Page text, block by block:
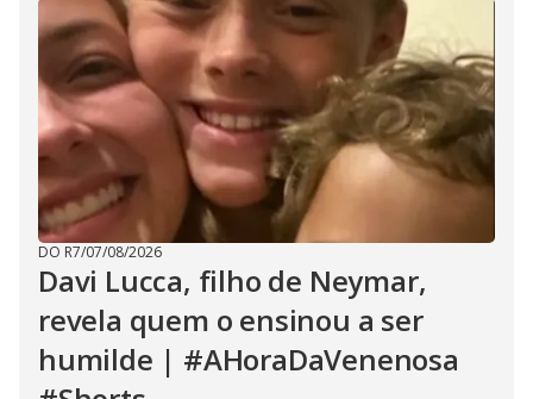
DO R7/07/08/2026
Davi Lucca, filho de Neymar,
revela quem o ensinou a ser
humilde | #AHoraDaVenenosa